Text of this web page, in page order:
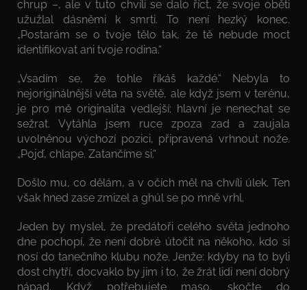
chrup –, ale v tuto chvíli se dalo říct, že svoje oběti
užužlal dásněmi k smrti. To není hezký konec.
„Postarám se o tvoje tělo tak, že tě nebude moct
identifikovat ani tvoje rodina.“
„Vsadím se, že tohle říkáš každé.“ Nebyla to
nejoriginálnější věta na světě, ale když jsem v terénu,
je pro mě originalita vedlejší; hlavní je nenechat se
sežrat. Vytáhla jsem ruce zpoza zad a zaujala
uvolněnou výchozí pozici, připravená vrhnout nože.
„Pojď, chlape. Zatančíme si.“
Došlo mu, co dělám, a v očích měl na chvíli úlek. Ten
však hned zase zmizel a ghúl se po mně vrhl.
Jeden by myslel, že predátoři celého světa jednoho
dne pochopí, že není dobré útočit na někoho, kdo si
nosí do tanečního klubu nože. Jenže: kdyby na to byli
dost chytří, docvaklo by jim i to, že žrát lidi není dobrý
nápad. Když potřebujete maso, skočte do